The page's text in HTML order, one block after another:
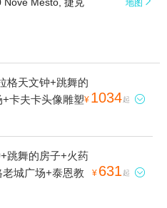
Nové Město, 捷克 地图
格天文钟+跳舞的
卡夫卡头像雕塑¥ 1034起 
跳舞的房子+火药
城广场+泰恩教
¥ 631 起 